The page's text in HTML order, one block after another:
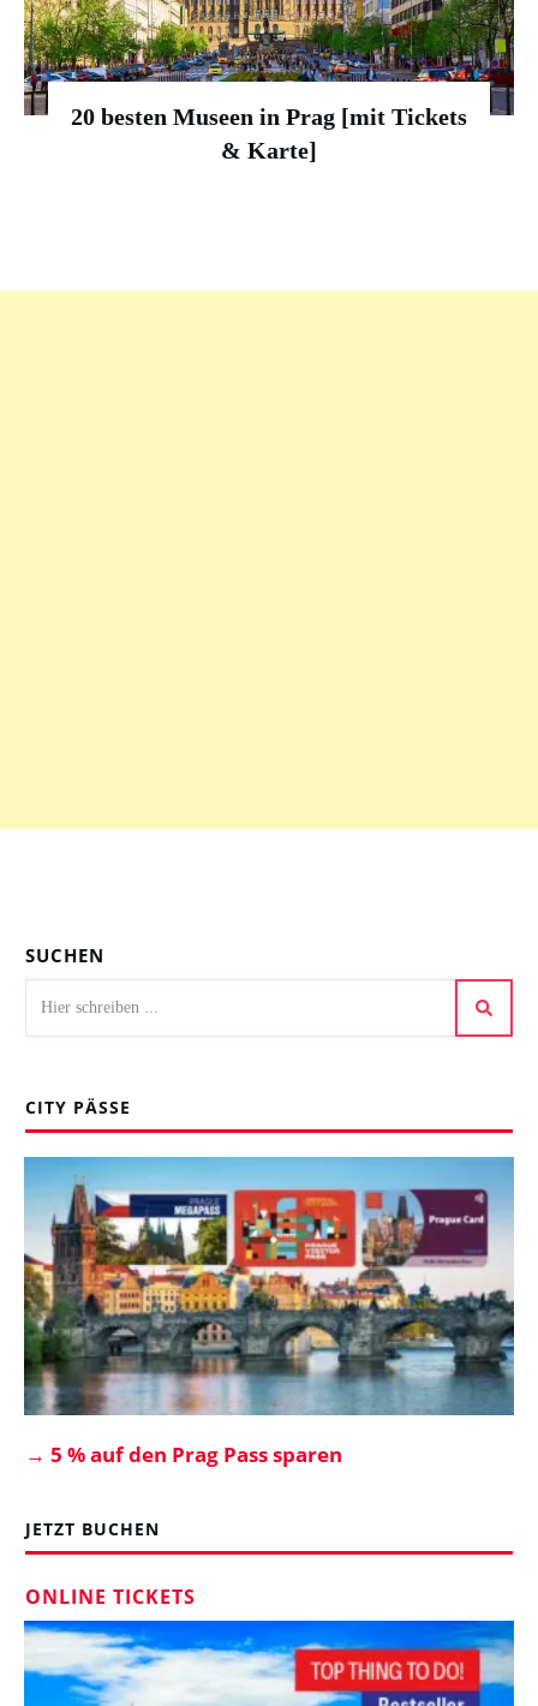
20 besten Museen in Prag [mit Tickets
& Karte]
SUCHEN
CITY PÄSSE
→ 5 % auf den Prag Pass sparen
JETZT BUCHEN
ONLINE TICKETS